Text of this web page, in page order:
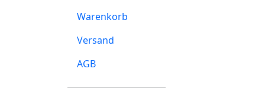
Warenkorb
Versand
AGB